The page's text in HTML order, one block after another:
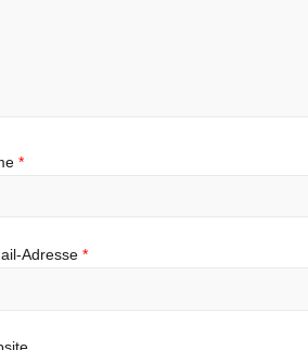
*
Adresse*